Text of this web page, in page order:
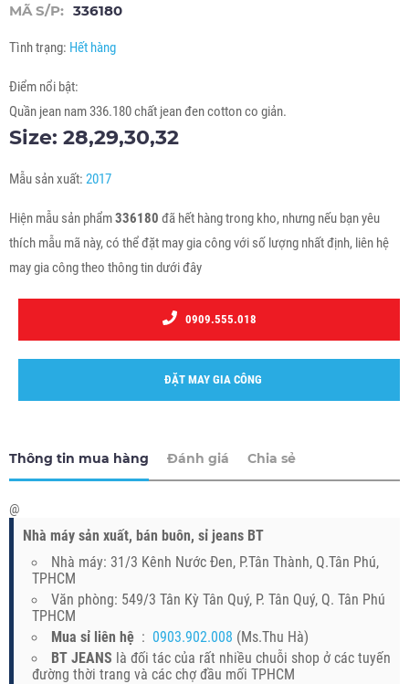
MÃ S/P: 336180
Tình trạng: Hết hàng
Điểm nổi bật:
Quần jean nam 336.180 chất jean đen cotton co giản.
Size: 28,29,30,32
Mẫu sản xuất: 2017
Hiện mẫu sản phẩm336180 đã hết hàng trong kho, nhưng nếu bạn yêu
thích mẫu mã này, có thể đặt may gia công với số lượng nhất định, liên hệ
may gia công theo thông tin dưới đây
0909.555.018
ĐẶT MAY GIA CÔNG
Thông tin mua hàng Đánh giá Chia sẻ
@
Nhà máy sản xuất, bán buôn, sỉ jeans BT
Nhà máy: 31/3 Kênh Nước Đen, P.Tân Thành, Q.Tân Phú,
TPHCM
Văn phòng: 549/3 Tân Kỳ Tân Quý, P. Tân Quý, Q. Tân Phú
TPHCM
Mua sỉ liên hệ : 0903.902.008 (Ms.Thu Hà)
BT JEANS là đối tác của rất nhiều chuỗi shop ở các tuyến
đường thời trang và các chợ đầu mối TPHCM